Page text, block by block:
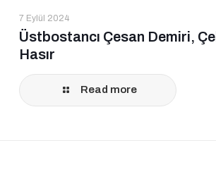
7 Eylül 2024
Üstbostancı Çesan Demiri,
Hasır
Read more